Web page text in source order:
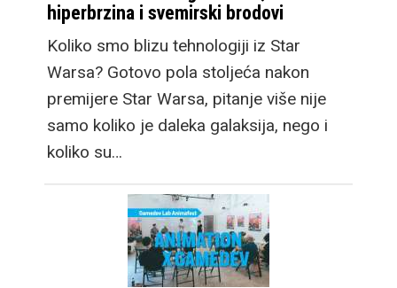
hiperbrzina i svemirski brodovi
Koliko smo blizu tehnologiji iz Star
Warsa? Gotovo pola stoljeća nakon
premijere Star Warsa, pitanje više nije
samo koliko je daleka galaksija, nego i
koliko su…